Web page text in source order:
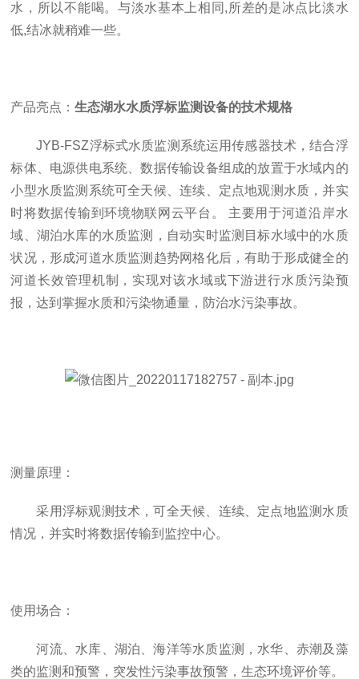
水，所以不能喝。与淡水基本上相同,所差的是冰点比淡水
低,结冰就稍难一些。
产品亮点：生态湖水水质浮标监测设备的技术规格
JYB-FSZ浮标式水质监测系统运用传感器技术，结合浮
标体、电源供电系统、数据传输设备组成的放置于水域内的
小型水质监测系统可全天候、连续、定点地观测水质，并实
时将数据传输到环境物联网云平台。 主要用于河道沿岸水
域、湖泊水库的水质监测，自动实时监测目标水域中的水质
状况，形成河道水质监测趋势网格化后，有助于形成健全的
河道长效管理机制，实现对该水域或下游进行水质污染预
报，达到掌握水质和污染物通量，防治水污染事故。
测量原理：
采用浮标观测技术，可全天候、连续、定点地监测水质
情况，并实时将数据传输到监控中心。
使用场合：
河流、水库、湖泊、海洋等水质监测，水华、赤潮及藻
类的监测和预警，突发性污染事故预警，生态环境评价等。